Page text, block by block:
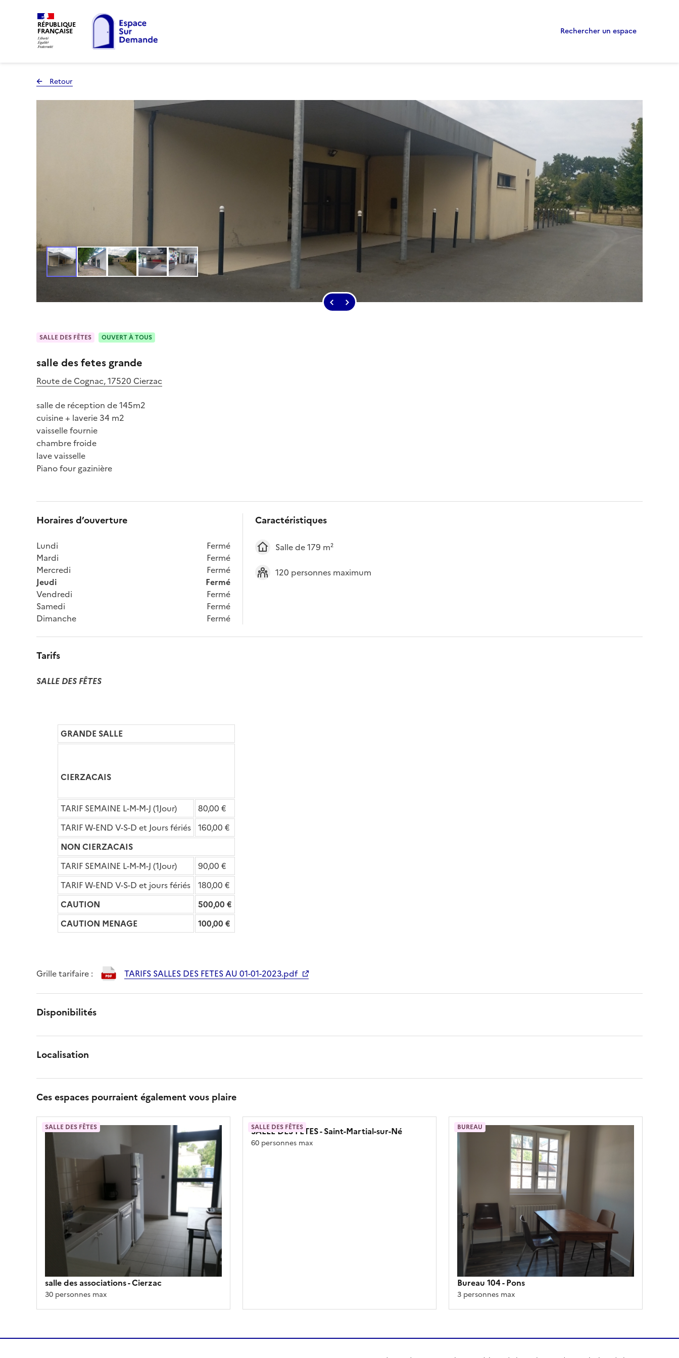
RÉPUBLIQUE
FRANÇAISE Rechercher un espace
Retour
SALLE DES FÊTES OUVERT À TOUS
salle des fetes grande
Route de Cognac, 17520 Cierzac
salle de réception de 145m2
cuisine + laverie 34 m2
vaisselle fournie
chambre froide
lave vaisselle
Piano four gazinière
Horaires d’ouverture
Lundi
Fermé
Mardi
Fermé
Mercredi
Fermé
Jeudi
Fermé
Vendredi
Fermé
Samedi
Fermé
Dimanche
Fermé
Caractéristiques
Salle de 179 m²
120 personnes maximum
Tarifs
SALLE DES FÊTES
GRANDE SALLE
CIERZACAIS
TARIF SEMAINE L-M-M-J (1Jour)
80,00 €
TARIF W-END V-S-D et Jours fériés 160,00 €
NON CIERZACAIS
TARIF SEMAINE L-M-M-J (1Jour)
90,00 €
TARIF W-END V-S-D et jours fériés
180,00 €
CAUTION
500,00 €
CAUTION MENAGE
100,00 €
Grille tarifaire : TARIFS SALLES DES FETES AU 01-01-2023.pdf
Disponibilités
Localisation
Ces espaces pourraient également vous plaire
SALLE DES FÊTES
salle des associations- Cierzac
30 personnes max
SALLE DES FÊTES
SALLE DES FETES- Saint-Martial-sur-Né
60 personnes max
BUREAU
Bureau 104- Pons
3 personnes max